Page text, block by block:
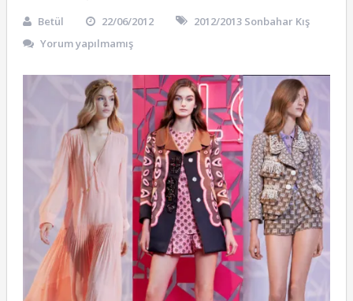
Betül 22/06/2012
2012/2013 Sonbahar Kış
Yorum yapılmamış